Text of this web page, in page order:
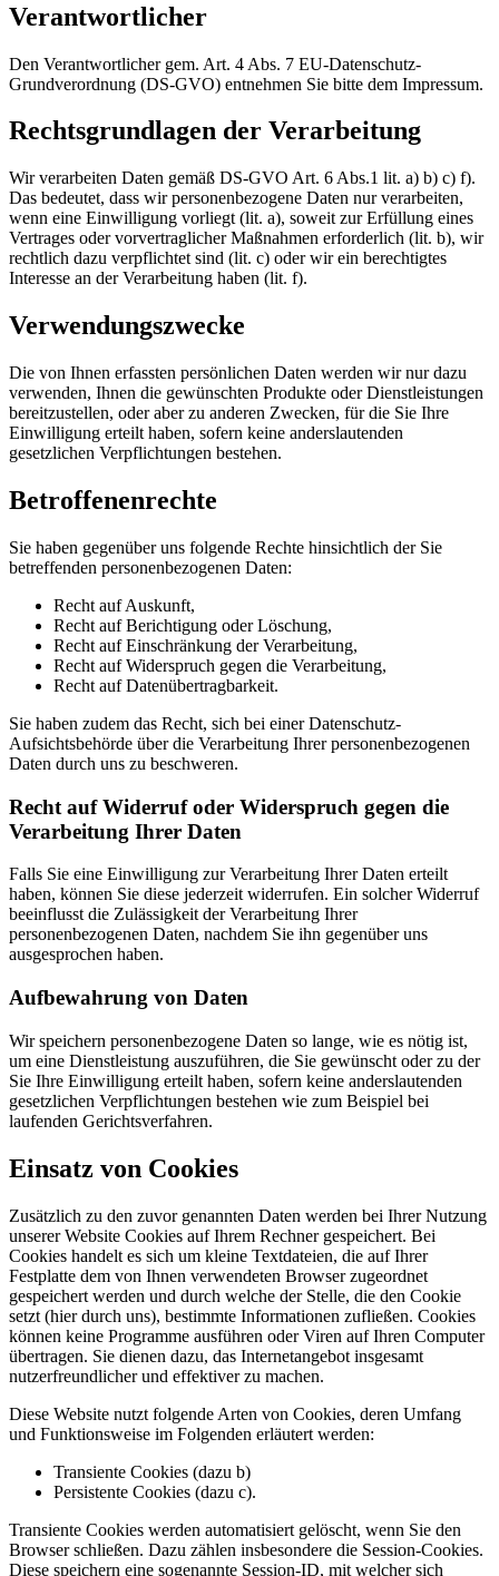
Verantwortlicher
Den Verantwortlicher gem. Art. 4 Abs. 7 EU-Datenschutz-
Grundverordnung (DS-GVO) entnehmen Sie bitte dem Impressum.
Rechtsgrundlagen der Verarbeitung
Wir verarbeiten Daten gemäß DS-GVO Art. 6 Abs.1 lit. a) b) c) f).
Das bedeutet, dass wir personenbezogene Daten nur verarbeiten,
wenn eine Einwilligung vorliegt (lit. a), soweit zur Erfüllung eines
Vertrages oder vorvertraglicher Maßnahmen erforderlich (lit. b), wir
rechtlich dazu verpflichtet sind (lit. c) oder wir ein berechtigtes
Interesse an der Verarbeitung haben (lit. f).
Verwendungszwecke
Die von Ihnen erfassten persönlichen Daten werden wir nur dazu
verwenden, Ihnen die gewünschten Produkte oder Dienstleistungen
bereitzustellen, oder aber zu anderen Zwecken, für die Sie Ihre
Einwilligung erteilt haben, sofern keine anderslautenden
gesetzlichen Verpflichtungen bestehen.
Betroffenenrechte
Sie haben gegenüber uns folgende Rechte hinsichtlich der Sie
betreffenden personenbezogenen Daten:
Recht auf Auskunft,
Recht auf Berichtigung oder Löschung,
Recht auf Einschränkung der Verarbeitung,
Recht auf Widerspruch gegen die Verarbeitung,
Recht auf Datenübertragbarkeit.
Sie haben zudem das Recht, sich bei einer Datenschutz-
Aufsichtsbehörde über die Verarbeitung Ihrer personenbezogenen
Daten durch uns zu beschweren.
Recht auf Widerruf oder Widerspruch gegen die
Verarbeitung Ihrer Daten
Falls Sie eine Einwilligung zur Verarbeitung Ihrer Daten erteilt
haben, können Sie diese jederzeit widerrufen. Ein solcher Widerruf
beeinflusst die Zulässigkeit der Verarbeitung Ihrer
personenbezogenen Daten, nachdem Sie ihn gegenüber uns
ausgesprochen haben.
Aufbewahrung von Daten
Wir speichern personenbezogene Daten so lange, wie es nötig ist,
um eine Dienstleistung auszuführen, die Sie gewünscht oder zu der
Sie Ihre Einwilligung erteilt haben, sofern keine anderslautenden
gesetzlichen Verpflichtungen bestehen wie zum Beispiel bei
laufenden Gerichtsverfahren.
Einsatz von Cookies
Zusätzlich zu den zuvor genannten Daten werden bei Ihrer Nutzung
unserer Website Cookies auf Ihrem Rechner gespeichert. Bei
Cookies handelt es sich um kleine Textdateien, die auf Ihrer
Festplatte dem von Ihnen verwendeten Browser zugeordnet
gespeichert werden und durch welche der Stelle, die den Cookie
setzt (hier durch uns), bestimmte Informationen zufließen. Cookies
können keine Programme ausführen oder Viren auf Ihren Computer
übertragen. Sie dienen dazu, das Internetangebot insgesamt
nutzerfreundlicher und effektiver zu machen.
Diese Website nutzt folgende Arten von Cookies, deren Umfang
und Funktionsweise im Folgenden erläutert werden:
Transiente Cookies (dazu b)
Persistente Cookies (dazu c).
Transiente Cookies werden automatisiert gelöscht, wenn Sie den
Browser schließen. Dazu zählen insbesondere die Session-Cookies.
Diese speichern eine sogenannte Session-ID, mit welcher sich